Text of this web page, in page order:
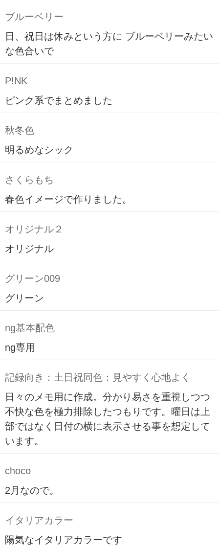
ブルーベリー
日、祝日は休みという方に ブルーベリーみたい
な色合いで
P!NK
ピンク系でまとめました
秋冬色
明るめなシック
さくらもち
春色イメージで作りました。
オリジナル２
オリジナル
グリーン009
グリーン
ng基本配色
ng専用
記録向き：土日祝同色：見やすく心地よく
日々のメモ用に作成。分かり易さを重視しつつ
不快な色を極力排除したつもりです。曜日は上
部ではなく日付の横に表示させる事を想定して
います。
choco
2月なので。
イタリアカラー
陽気なイタリアカラーです